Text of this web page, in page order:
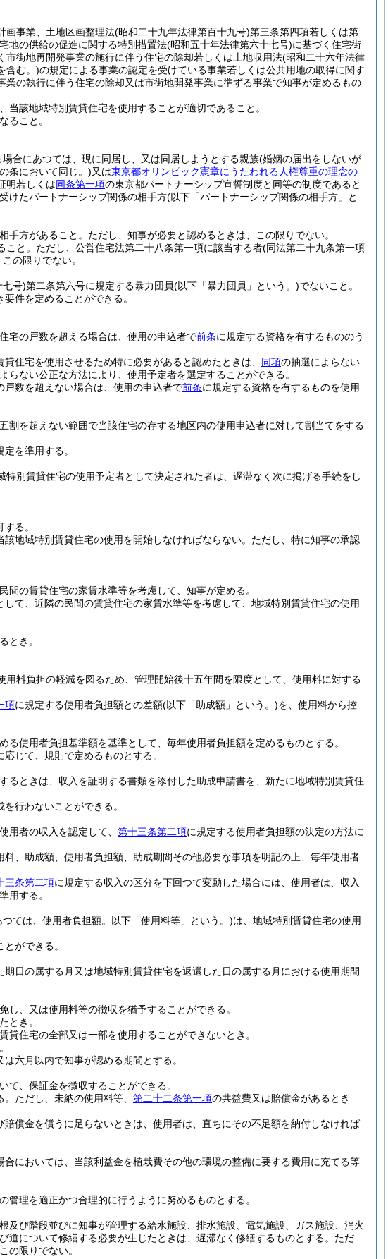
画事業、土地区画整理法(昭和二十九年法律第百十九号)第三条第四項若しくは第
地の供給の促進に関する特別措置法(昭和五十年法律第六十七号)に基づく住宅街
市街地再開発事業の施行に伴う住宅の除却若しくは土地収用法(昭和二十六年法律
含む。)の規定による事業の認定を受けている事業若しくは公共用地の取得に関す
業の執行に伴う住宅の除却又は市街地開発事業に準ずる事業で知事が定めるもの
該地域特別賃貸住宅を使用することが適切であること。
ること。
場合にあつては、現に同居し、又は同居しようとする親族(婚姻の届出をしないが
条において同じ。)又は東京都オリンピック憲章にうたわれる人権尊重の理念の
明若しくは同条第一項の東京都パートナーシップ宣誓制度と同等の制度であると
けたパートナーシップ関係の相手方(以下「パートナーシップ関係の相手方」と
手方があること。 ただし、知事が必要と認めるときは、この限りでない。
と。 ただし、公営住宅法第二十八条第一項に該当する者(同法第二十九条第一項
の限りでない。
七号)第二条第六号に規定する暴力団員(以下「暴力団員」という。)でないこと。
件を定めることができる。
宅の戸数を超える場合は、使用の申込者で前条に規定する資格を有するもののう
住宅を使用させるため特に必要があると認めたときは、 同項の抽選によらない
ない公正な方法により、使用予定者を選定することができる。
数を超えない場合は、使用の申込者で前条に規定する資格を有するものを使用
を超えない範囲で当該住宅の存する地区内の使用申込者に対して割当てをする
定を準用する。
特別賃貸住宅の使用予定者として決定された者は、遅滞なく次に掲げる手続をし
る。
地域特別賃貸住宅の使用を開始しなければならない。 ただし、特に知事の承認
の賃貸住宅の家賃水準等を考慮して、知事が定める。
て、近隣の民間の賃貸住宅の家賃水準等を考慮して、地域特別賃貸住宅の使用
とき。
用料負担の軽減を図るため、管理開始後十五年間を限度として、使用料に対する
項に規定する使用者負担額との差額(以下「助成額」という。)を、使用料から控
使用者負担基準額を基準として、毎年使用者負担額を定めるものとする。
じて、規則で定めるものとする。
るときは、収入を証明する書類を添付した助成申請書を、新たに地域特別賃貸住
行わないことができる。
用者の収入を認定して、 第十三条第二項に規定する使用者負担額の決定の方法に
、助成額、使用者負担額、助成期間その他必要な事項を明記の上、毎年使用者
三条第二項に規定する収入の区分を下回つて変動した場合には、使用者は、収入
用する。
ては、使用者負担額。以下「使用料等」という。)は、地域特別賃貸住宅の使用
ができる。
期日の属する月又は地域特別賃貸住宅を返還した日の属する月における使用期間
、又は使用料等の徴収を猶予することができる。
とき。
住宅の全部又は一部を使用することができないとき。
六月以内で知事が認める期間とする。
、保証金を徴収することができる。
ただし、未納の使用料等、 第二十二条第一項の共益費又は賠償金があるとき
償金を償うに足らないときは、使用者は、直ちにその不足額を納付しなければ
においては、当該利益金を植栽費その他の環境の整備に要する費用に充てる等
理を適正かつ合理的に行うように努めるものとする。
び階段並びに知事が管理する給水施設、排水施設、電気施設、ガス施設、消火
について修繕する必要が生じたときは、遅滞なく修繕するものとする。 ただ
の限りでない。